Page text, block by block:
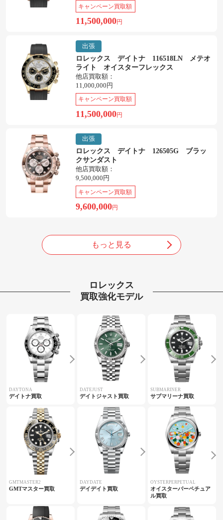
キャンペーン買取額
11,500,000円
出張
ロレックス デイトナ 116518LN メテオ
ライト オイスターフレックス
他店買取額：
11,000,000円
キャンペーン買取額
11,500,000円
出張
ロレックス デイトナ 126505G ブラッ
クサンダスト
他店買取額：
9,500,000円
キャンペーン買取額
9,600,000円
もっと見る
ロレックス
買取強化モデル
DAYTONA
デイトナ買取
DATEJUST
デイトジャスト買取
SUBMARINER
サブマリーナ買取
GMTMASTER2
GMTマスター買取
DAYDATE
デイデイト買取
OYSTERPERPETUAL
オイスターパーペチュア
ル買取